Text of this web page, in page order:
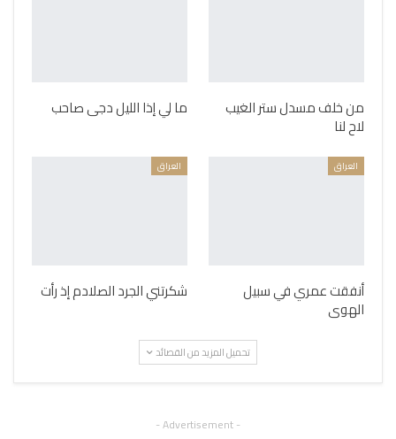
من خلف مسدل ستر الغيب
لاح لنا
ما لي إذا الليل دجى صاحب
العراق
أنفقت عمري في سبيل
الهوى
العراق
شكرتني الجرد الصلادم إذ رأت
تحميل المزيد من القصائد
- Advertisement -